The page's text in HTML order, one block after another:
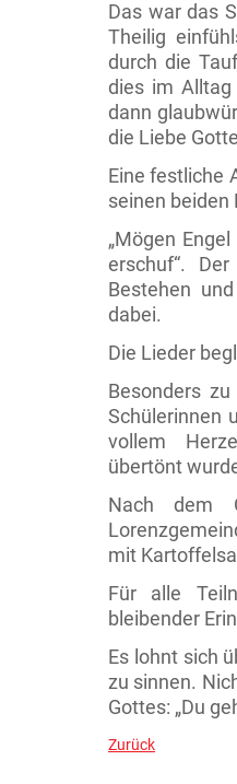
Das war das
Theilig
durch die
dies im Alltag
dann
die Liebe
Eine festliche
seinen beiden
„Mögen
erschuf“.
Bestehen
dabei.
Die Lieder
Besonders
Schülerinnen
vollem
übertönt
Nach dem
mit
Für alle
bleibender
Es lohnt sich
zu sinnen.
Gottes: „Du
Zurück